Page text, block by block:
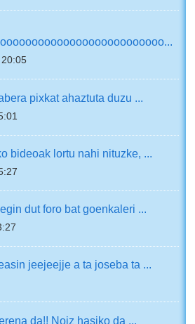
pixkat ahaztuta duzu ...
bideoak lortu nahi nituzke, ...
dut foro bat goenkaleri ...
jeejeejje a ta joseba ta ...
da!! Noiz hasiko da ...